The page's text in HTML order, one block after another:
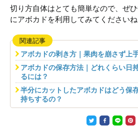
切り方自体はとても簡単なので、ぜ
にアボカドを利用してみてくださいね
関連記事
アボカドの剥き方｜果肉を崩さず上
アボカドの保存方法｜どれくらい日
るには？
半分にカットしたアボカドはどう保
持ちするの？